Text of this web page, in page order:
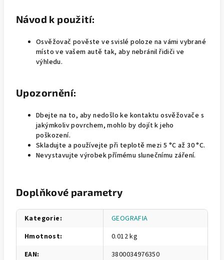
Návod k použití:
Osvěžovač pověste ve svislé poloze na vámi vybrané
místo ve vašem autě tak, aby nebránil řidiči ve
výhledu.
Upozornění:
Dbejte na to, aby nedošlo ke kontaktu osvěžovače s
jakýmkoliv povrchem, mohlo by dojít k jeho
poškození.
Skladujte a používejte při teplotě mezi 5 °C až 30 °C.
Nevystavujte výrobek přímému slunečnímu záření.
Doplňkové parametry
Kategorie:
GEOGRAFIA
Hmotnost:
0.012 kg
EAN: 3800034976350